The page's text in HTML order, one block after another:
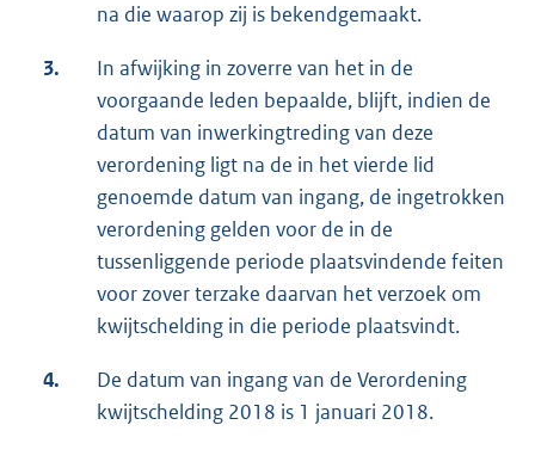
na die waarop zij is bekendgemaakt.
3.
In afwijking in zoverre van het in de
voorgaande leden bepaalde, blijft, indien de
datum van inwerkingtreding van deze
verordening ligt na de in het vierde lid
genoemde datum van ingang, de ingetrokken
verordening gelden voor de in de
tussenliggende periode plaatsvindende feiten
voor zover terzake daarvan het verzoek om
kwijtschelding in die periode plaatsvindt.
4.
De datum van ingang van de Verordening
kwijtschelding 2018 is 1 januari 2018.